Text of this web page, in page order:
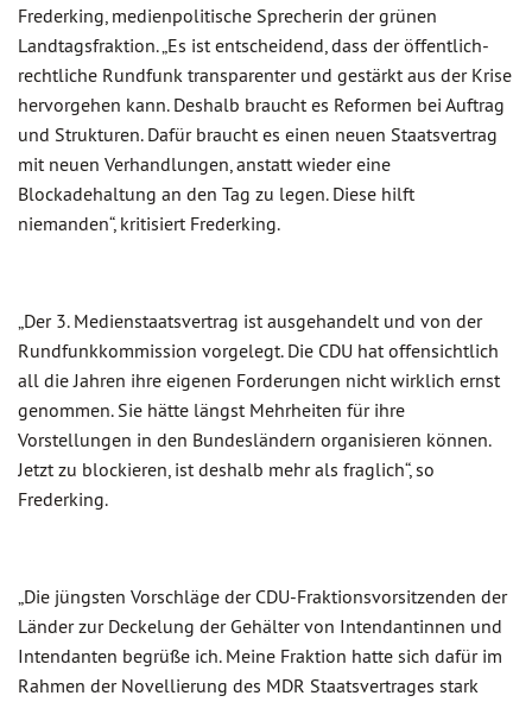
Frederking, medienpolitische Sprecherin der grünen
Landtagsfraktion. „Es ist entscheidend, dass der öffentlich-
rechtliche Rundfunk transparenter und gestärkt aus der Krise
hervorgehen kann. Deshalb braucht es Reformen bei Auftrag
und Strukturen. Dafür braucht es einen neuen Staatsvertrag
mit neuen Verhandlungen, anstatt wieder eine
Blockadehaltung an den Tag zu legen. Diese hilft
niemanden“, kritisiert Frederking.
„Der 3. Medienstaatsvertrag ist ausgehandelt und von der
Rundfunkkommission vorgelegt. Die CDU hat offensichtlich
all die Jahren ihre eigenen Forderungen nicht wirklich ernst
genommen. Sie hätte längst Mehrheiten für ihre
Vorstellungen in den Bundesländern organisieren können.
Jetzt zu blockieren, ist deshalb mehr als fraglich“, so
Frederking.
„Die jüngsten Vorschläge der CDU-Fraktionsvorsitzenden der
Länder zur Deckelung der Gehälter von Intendantinnen und
Intendanten begrüße ich. Meine Fraktion hatte sich dafür im
Rahmen der Novellierung des MDR Staatsvertrages stark